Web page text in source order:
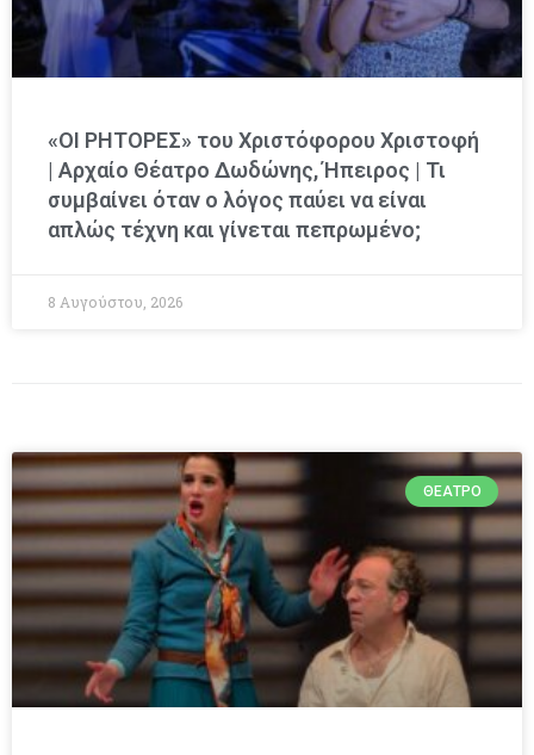
«ΟΙ ΡΗΤΟΡΕΣ» του Χριστόφορου Χριστοφή
| Αρχαίο Θέατρο Δωδώνης, Ήπειρος | Τι
συμβαίνει όταν ο λόγος παύει να είναι
απλώς τέχνη και γίνεται πεπρωμένο;
8 Αυγούστου, 2026
ΘΈΑΤΡΟ